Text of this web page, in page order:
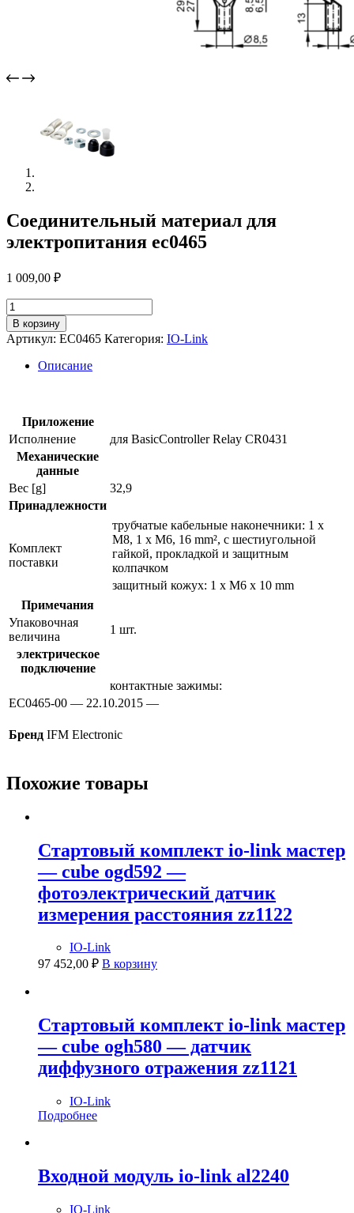
Соединительный материал для
электропитания ec0465
1 009,00 ₽
Количество
товара
Соединительный
материал
электропитания
В корзину
Артикул: EC0465 Категория: IO-Link
Описание
Приложение
Исполнение
для BasicController Relay CR0431
Механические
данные
Вес [g]
32,9
Принадлежности
Комплект
поставки
трубчатые кабельные наконечники: 1 x
M8, 1 x M6, 16 mm², с шестиугольной
гайкой, прокладкой и защитным
колпачком
защитный кожух: 1 x M6 x 10 mm
Примечания
Упаковочная
величина
1 шт.
электрическое
подключение
контактные зажимы:
EC0465-00 — 22.10.2015 —
Бренд IFM Electronic
Похожие товары
Стартовый комплект io-link мастер
— cube ogd592 —
фотоэлектрический датчик
измерения расстояния zz1122
IO-Link
97 452,00 ₽ В корзину
Стартовый комплект io-link мастер
— cube ogh580 — датчик
диффузного отражения zz1121
IO-Link
Подробнее
Входной модуль io-link al2240
IO-Link